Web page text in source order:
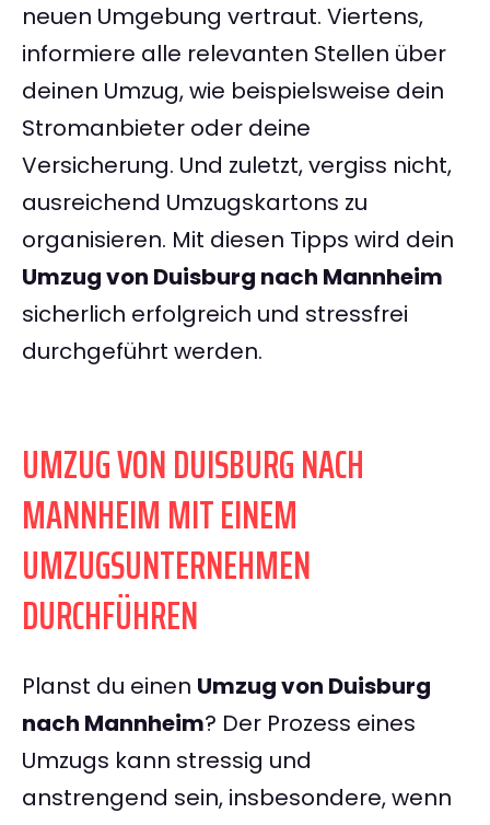
neuen Umgebung vertraut. Viertens,
informiere alle relevanten Stellen über
deinen Umzug, wie beispielsweise dein
Stromanbieter oder deine
Versicherung. Und zuletzt, vergiss nicht,
ausreichend Umzugskartons zu
organisieren. Mit diesen Tipps wird dein
Umzug von Duisburg nach Mannheim
sicherlich erfolgreich und stressfrei
durchgeführt werden.
UMZUG VON DUISBURG NACH
MANNHEIM MIT EINEM
UMZUGSUNTERNEHMEN
DURCHFÜHREN
Planst du einen Umzug von Duisburg
nach Mannheim? Der Prozess eines
Umzugs kann stressig und
anstrengend sein, insbesondere, wenn